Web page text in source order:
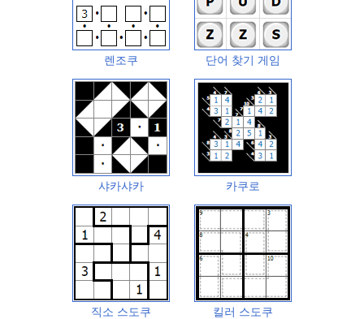
렌조쿠 단어 찾기 게임
샤카샤카 카쿠로
직소 스도쿠 킬러 스도쿠